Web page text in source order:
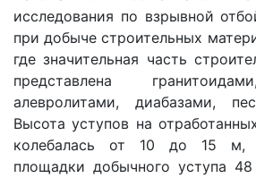
исследования по взрывной
при добыче строительных
где значительная часть
представлена
алевролитами, диабазами,
Высота уступов на
колебалась от 10 до 15 м,
площадки добычного уступа